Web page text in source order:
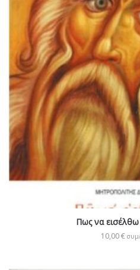
Πως να εισέλθω
10,00€